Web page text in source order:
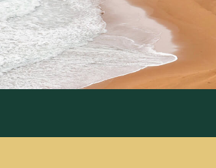
オーストラリアの先住民
作り方 動物
動画